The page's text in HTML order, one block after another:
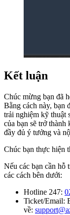
Kết luận
Chúc mừng bạn đã
Bằng cách này, bạn
trải nghiệm kỹ thuật
của bạn sẽ trở
đầy đủ ý tưởng và
Chúc bạn thực hiện
Nếu các bạn cần hỗ
các cách bên dưới:
Hotline 247:
Ticket/Email:
về: